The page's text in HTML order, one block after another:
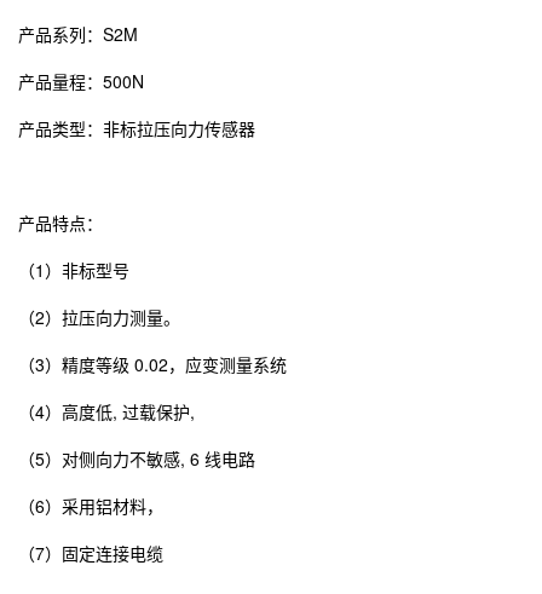
产品系列：S2M
产品量程：500N
产品类型：非标拉压向力传感器
产品特点：
（1）非标型号
（2）拉压向力测量。
（3）精度等级 0.02，应变测量系统
（4）高度低, 过载保护,
（5）对侧向力不敏感, 6 线电路
（6）采用铝材料，
（7）固定连接电缆